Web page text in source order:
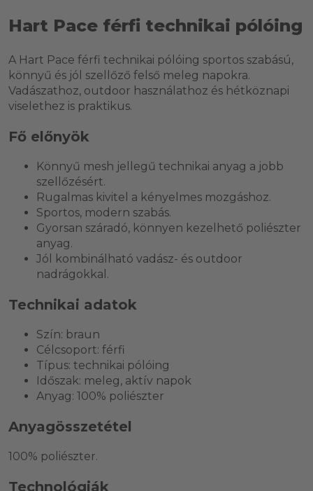
Hart Pace férfi technikai pólóing
A Hart Pace férfi technikai pólóing sportos szabású,
könnyű és jól szellőző felső meleg napokra.
Vadászathoz, outdoor használathoz és hétköznapi
viselethez is praktikus.
Fő előnyök
Könnyű mesh jellegű technikai anyag a jobb
szellőzésért.
Rugalmas kivitel a kényelmes mozgáshoz.
Sportos, modern szabás.
Gyorsan száradó, könnyen kezelhető poliészter
anyag.
Jól kombinálható vadász- és outdoor
nadrágokkal.
Technikai adatok
Szín: braun
Célcsoport: férfi
Típus: technikai pólóing
Időszak: meleg, aktív napok
Anyag: 100% poliészter
Anyagösszetétel
100% poliészter.
Technológiák